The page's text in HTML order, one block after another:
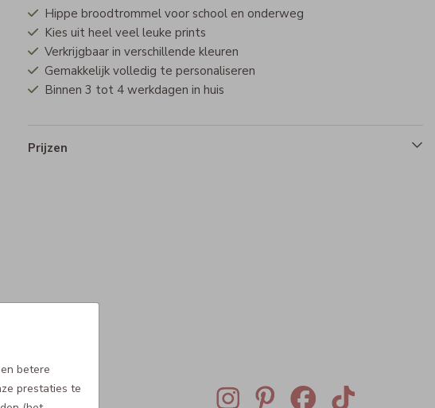
betere
prestaties te
Hippe broodtrommel voor school en onderweg
Kies uit heel veel leuke prints
Verkrijgbaar in verschillende kleuren
Gemakkelijk volledig te personaliseren
Binnen 3 tot 4 werkdagen in huis
Prijzen